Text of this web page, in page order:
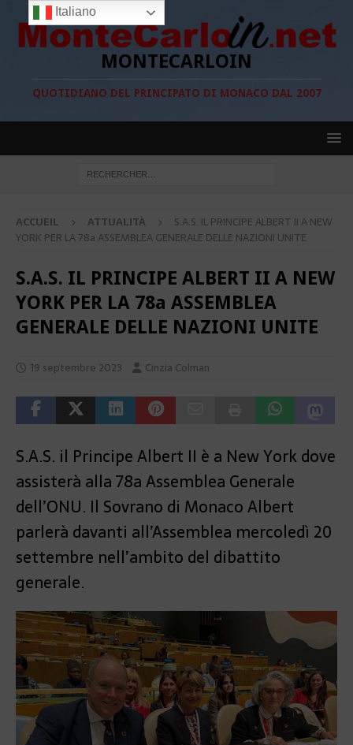
MONTECARLOIN
QUOTIDIANO DEL PRINCIPATO DI MONACO DAL 2007
ACCUEIL ATTUALITÀ
S.A.S. IL PRINCIPE ALBERT II A NEW
YORK PER LA 78a ASSEMBLEA GENERALE DELLE NAZIONI UNITE
S.A.S. IL PRINCIPE ALBERT II A NEW
YORK PER LA 78a ASSEMBLEA
GENERALE DELLE NAZIONI UNITE
19 septembre 2023 Cinzia Colman
S.A.S. il Principe Albert II è a New York dove
assisterà alla 78a Assemblea Generale
dell’ONU. Il Sovrano di Monaco Albert
parlerà davanti all’Assemblea mercoledì 20
settembre nell’ambito del dibattito
generale.
Italiano